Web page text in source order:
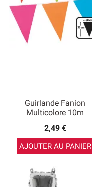
Guirlande Fanion
Multicolore 10m
2,49 €
AJOUTER AU PANIER